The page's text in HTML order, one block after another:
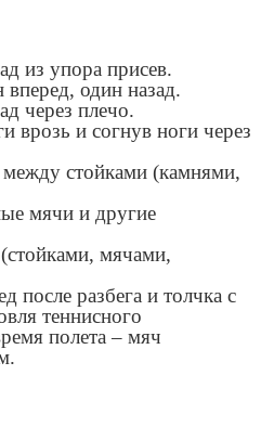
из упора присев.
один назад.
через плечо.
и согнув ноги через
стойками (камнями,
мячи и другие
мячами,
после разбега и толчка с
теннисного
полета – мяч